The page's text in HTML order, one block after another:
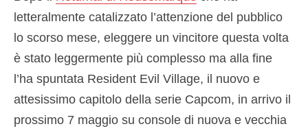
letteralmente catalizzato l’attenzione del pubblico
lo scorso mese, eleggere un vincitore questa volta
è stato leggermente più complesso ma alla fine
l’ha spuntata Resident Evil Village, il nuovo e
attesissimo capitolo della serie Capcom, in arrivo il
prossimo 7 maggio su console di nuova e vecchia